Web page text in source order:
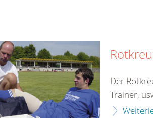
Der
Trainer,